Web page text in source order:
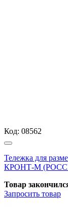
Код: 08562
Тележка для
КРОНТ-М
Товар
Запросить товар